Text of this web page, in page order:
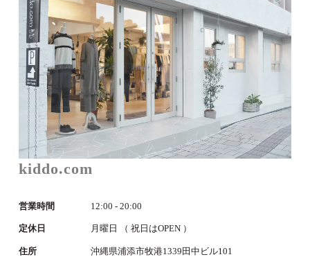
kiddo.com
営業時間 12:00 - 20:00
定休日 月曜日 （ 祝日はOPEN ）
住所 沖縄県浦添市牧港1339田中ビル101